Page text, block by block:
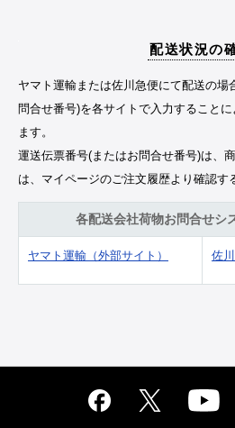
配送状況の
ヤマト運輸または佐川急便にて配送の場
問合せ番号)を各サイトで入力すること
ます。
運送伝票番号(またはお問合せ番号)は、
は、マイページのご注文履歴より確認す
各配送会社荷物お問合せシ
ヤマト運輸（外部サイト） 佐